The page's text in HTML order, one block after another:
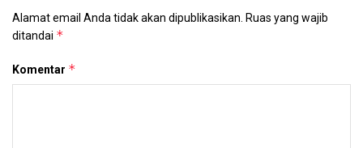
Alamat email Anda tidak akan dipublikasikan. Ruas yang wajib
ditandai *
Komentar *